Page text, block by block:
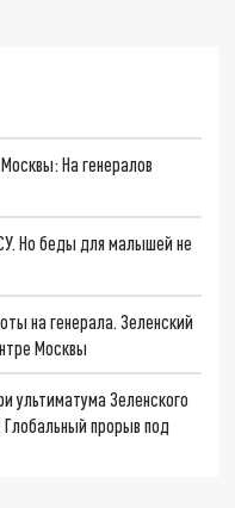
На генералов
Но беды для малышей не
на генерала. Зеленский
Москвы
ультиматума Зеленского
прорыв под